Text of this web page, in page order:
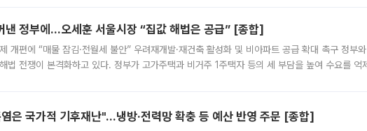
낸 정부에…오세훈 서울시장 “집값 해법은 공급” [종합]
개편에 “매물 잠김·전월세 불안” 우려재개발·재건축 활성화 및 비아파트 공급 확대 촉구 정부
법 전쟁이 본격화하고 있다. 정부가 고가주택과 비거주 1주택자 등의 세 부담을 높여 수요를 억
은 국가적 기후재난"…냉방·전력망 확충 등 예산 반영 주문 [종합]